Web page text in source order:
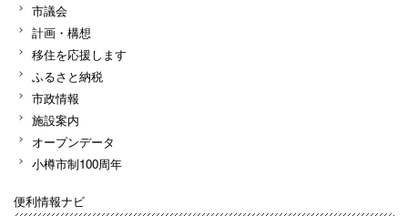
市議会
計画・構想
移住を応援します
ふるさと納税
市政情報
施設案内
オープンデータ
小樽市制100周年
便利情報ナビ